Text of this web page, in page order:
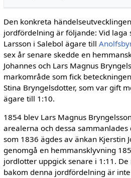
Den konkreta
jordfördelning är följande: Vid laga
Larsson i Salebol ägare till
sex år senare skedde en
Johannes och Lars Magnus
markområde som fick
Stina Bryngelsdotter, som var gift
ägare till 1:10.
1854 blev Lars Magnus
arealerna och dessa sammanlades
som 1836 ägdes av änkan Kjerstin
ge­nomgå en hemmansklyvning
jordlotter uppgick senare i 1:11.
bakom denna jordfördelning är